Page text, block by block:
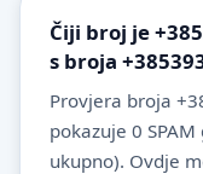
Čiji broj je
s broja
Provjera broja
pokazuje 0
ukupno). Ovdje